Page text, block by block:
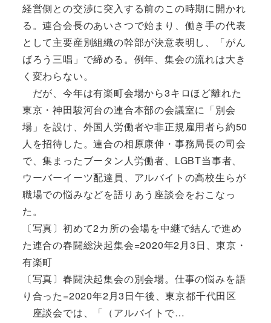
経営側との交渉に突入する前のこの時期に開かれ
る。連合会長のあいさつで始まり、働き手の代表
として主要産別組織の幹部が決意表明し、「がん
ばろう三唱」で締める。例年、集会の流れは大き
く変わらない。
だが、今年は有楽町会場から3キロほど離れた
東京・神田駿河台の連合本部の会議室に「別会
場」を設け、外国人労働者や非正規雇用者ら約50
人を招待した。連合の相原康伸・事務局長の司会
で、集まったブータン人労働者、LGBT当事者、
ウーバーイーツ配達員、アルバイトの高校生らが
職場での悩みなどを語りあう座談会をおこなっ
た。
〔写真〕初めて2カ所の会場を中継で結んで進め
た連合の春闘総決起集会=2020年2月3日、東京・
有楽町
〔写真〕春闘決起集会の別会場。仕事の悩みを語
り合った=2020年2月3日午後、東京都千代田区
座談会では、「（アルバイトで…